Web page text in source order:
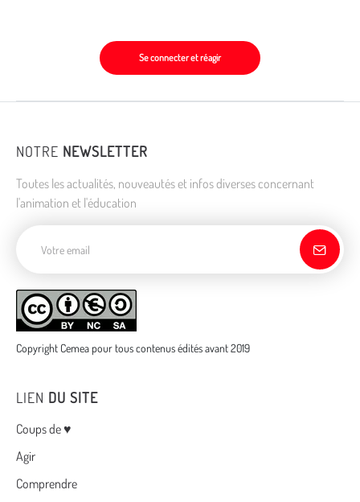
Se connecter et réagir
NOTRE NEWSLETTER
Toutes les actualités, nouveautés et infos diverses concernant
l'animation et l'éducation
Copyright Cemea pour tous contenus édités avant 2019
LIEN DU SITE
Menu
Coups de ♥
Agir
Comprendre